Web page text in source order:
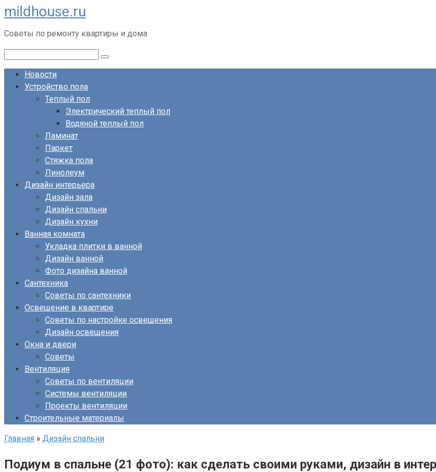
Перейти
к
контенту
mildhouse.ru
Советы по ремонту квартиры и дома
Новости
Устройство пола
Теплый пол
Электрический теплый пол
Водяной теплый пол
Ламинат
Паркет
Стяжка пола
Линолеум
Дизайн интерьера
Дизайн зала
Дизайн спальни
Дизайн кухни
Ванная комната
Укладка плитки в ванной
Дизайн ванной
Фото дизайна ванной
Сантехника
Советы по сантехники
Освещение в квартире
Советы по настройке освещения
Дизайн освещения
Окна и двери
Советы
Вентиляция
Советы по вентиляции
Системы вентиляции
Проекты вентиляции
Строительные материалы
Главная » Дизайн спальни
Подиум в спальне (21 фото): как сделать своими руками, дизайн в